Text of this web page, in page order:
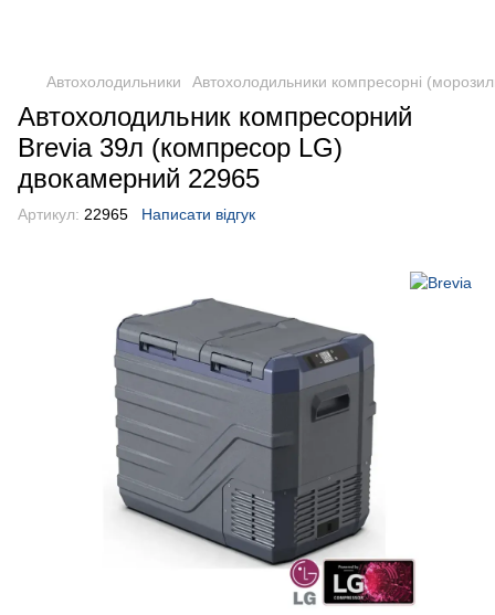
Автохолодильники Автохолодильники компресорні
Автохолодильник компресорний
Brevia 39л (компресор LG)
двокамерний 22965
Артикул: 22965 Написати відгук